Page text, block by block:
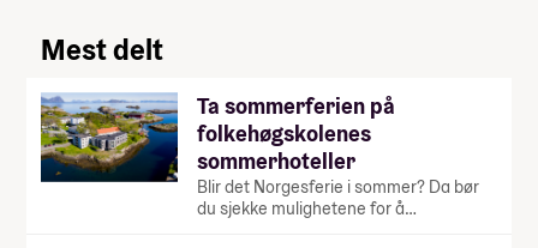
Mest delt
Ta sommerferien på
folkehøgskolenes
sommerhoteller
Blir det Norgesferie i sommer? Da bør
du sjekke mulighetene for å…